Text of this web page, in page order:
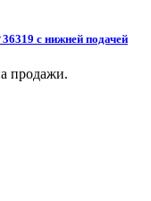
36319 с нижней подачей
продажи.